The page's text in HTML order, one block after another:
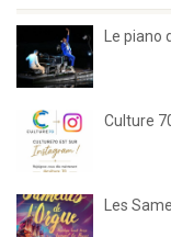
Le
Culture
Les